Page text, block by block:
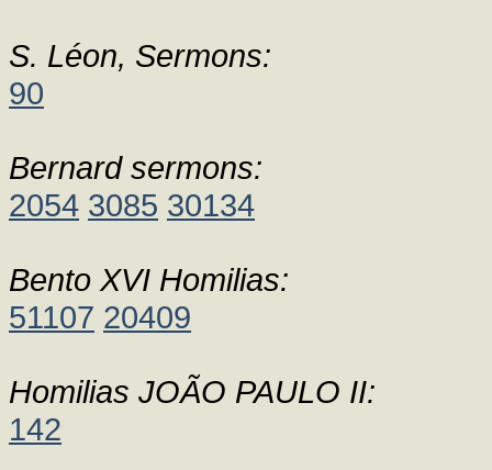
S. Léon, Sermons:
90
Bernard sermons:
2054 3085 30134
Bento XVI Homilias:
51107 20409
Homilias JOÃO PAULO II:
142